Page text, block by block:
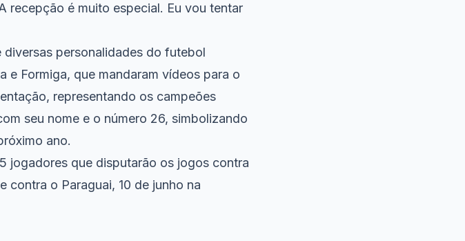
recepção é muito especial. Eu vou tentar
personalidades do futebol
e Formiga, que mandaram vídeos para o
representando os campeões
seu nome e o número 26, simbolizando
ano.
jogadores que disputarão os jogos contra
contra o Paraguai, 10 de junho na